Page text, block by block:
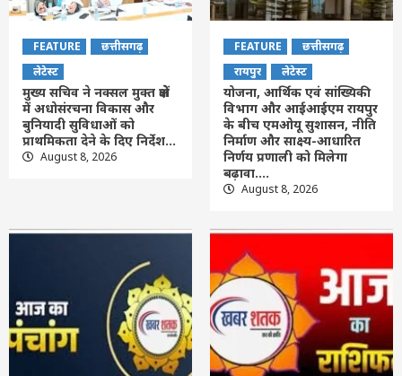
FEATURE
छत्तीसगढ़
लेटेस्ट
मुख्य सचिव ने नक्सल मुक्त क्षेत्रों
में अधोसंरचना विकास और
बुनियादी सुविधाओं को
प्राथमिकता देने के दिए निर्देश…
August 8, 2026
FEATURE
छत्तीसगढ़
रायपुर
लेटेस्ट
योजना, आर्थिक एवं सांख्यिकी
विभाग और आईआईएम रायपुर
के बीच एमओयू सुशासन, नीति
निर्माण और साक्ष्य-आधारित
निर्णय प्रणाली को मिलेगा
बढ़ावा….
August 8, 2026